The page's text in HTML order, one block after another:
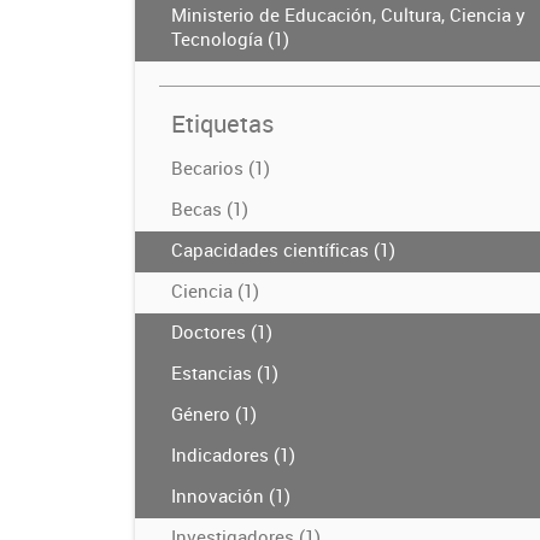
Ministerio de Educación, Cultura, Ciencia y
Tecnología (1)
Etiquetas
Becarios (1)
Becas (1)
Capacidades científicas (1)
Ciencia (1)
Doctores (1)
Estancias (1)
Género (1)
Indicadores (1)
Innovación (1)